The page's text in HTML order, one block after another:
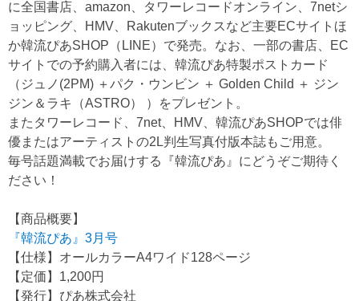
に全国書店、amazon、タワーレコードオンライン、7netシ
ョッピング、HMV、Rakutenブックスなど主要ECサイトほ
か韓流ぴあSHOP（LINE）で発売。なお、一部の書店、EC
サイトでの予約購入者には、韓流ぴあ特製ポストカード
（ジュノ(2PM) ＋パク・ウンビン ＋ Golden Child ＋ ジン
ジン＆ラキ（ASTRO） ）をプレゼント。
またタワーレコード、7net、HMV、韓流ぴあSHOPでは俳
優またはアーティストの2L判生写真付版本誌もご用意。
毎号話題満載でお届けする『韓流ぴあ』にどうぞご期待く
ださい！
【商品概要】
『韓流ぴあ』3月号
【仕様】オールカラーA4ワイド128ページ
【定価】1,200円
【発行】ぴあ株式会社